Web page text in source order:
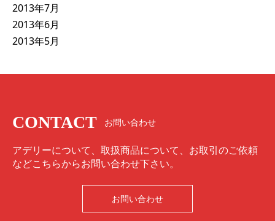
2013年7月
2013年6月
2013年5月
CONTACT お問い合わせ
アデリーについて、取扱商品について、お取引のご依頼
などこちらからお問い合わせ下さい。
お問い合わせ